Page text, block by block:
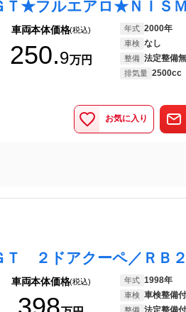
車両本体価格(税込)
250.9万円
年式 2000年
車検 なし
整備 法定整備無
排気量 2500cc
お気に入り
車両本体価格(税込) 年式 1998年
車検 車検整備付
整備 法定整備付